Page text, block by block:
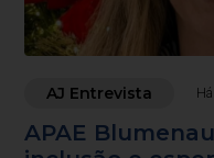
AJ Entrevista
APAE